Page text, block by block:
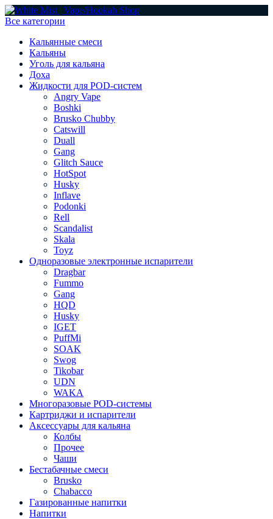
Все категории
Кальянные смеси
Кальяны
Уголь для кальяна
Доха
Жидкости для POD-систем
Angry Vape
Boshki
Brusko Chubby
Catswill
Duall
Gang
Glitch Sauce
HotSpot
Husky
Inflave
Podonki
Rell
Scandalist
Skala
Toyz
Одноразовые электронные испарители
Dragbar
Fummo
Gang
HQD
Husky
IGET
PuffMi
SOAK
Swog
Tikobar
UDN
WAKA
Многоразовые POD-системы
Картриджи и испарители
Аксессуары для кальяна
Колбы
Прочее
Чаши
Бестабачные смеси
Brusko
Chabacco
Газированные напитки
Напитки